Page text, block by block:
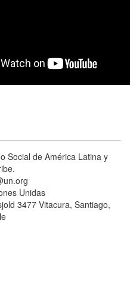
Social de América Latina y
Unidas
3477 Vitacura, Santiago,